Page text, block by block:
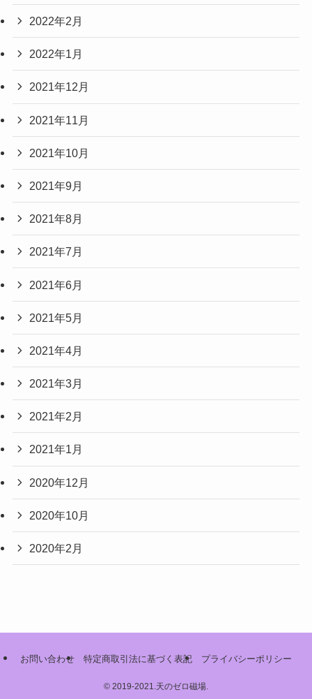
2022年2月
2022年1月
2021年12月
2021年11月
2021年10月
2021年9月
2021年8月
2021年7月
2021年6月
2021年5月
2021年4月
2021年3月
2021年2月
2021年1月
2020年12月
2020年10月
2020年2月
お問い合わせ 特定商取引法に基づく表記 プライバシーポリシー
© 2019-2021.天のゼロ磁場.